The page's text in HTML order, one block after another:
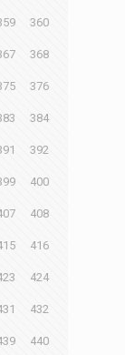
360
368
376
384
392
400
408
416
424
432
440